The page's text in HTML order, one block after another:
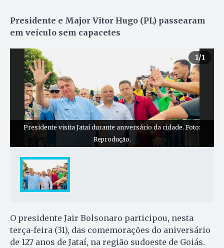
Presidente e Major Vitor Hugo (PL) passearam
em veículo sem capacetes
1/1
Presidente visita Jataí durante aniversário da cidade. Foto:
Reprodução.
O presidente Jair Bolsonaro participou, nesta
terça-feira (31), das comemorações do aniversário
de 127 anos de Jataí, na região sudoeste de Goiás.